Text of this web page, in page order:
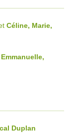
Céline, Marie,
Emmanuelle,
Duplan